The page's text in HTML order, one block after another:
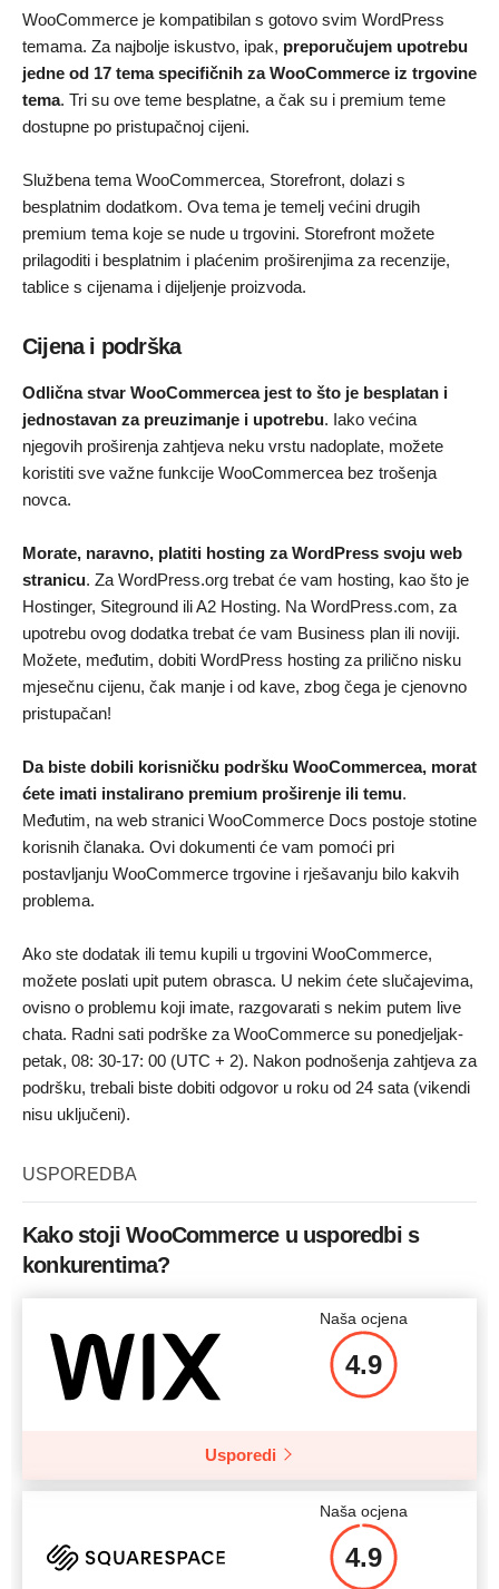
WooCommerce je kompatibilan s gotovo svim WordPress
temama. Za najbolje iskustvo, ipak, preporučujem upotrebu
jedne od 17 tema specifičnih za WooCommerce iz trgovine
tema. Tri su ove teme besplatne, a čak su i premium teme
dostupne po pristupačnoj cijeni.
Službena tema WooCommercea, Storefront, dolazi s
besplatnim dodatkom. Ova tema je temelj većini drugih
premium tema koje se nude u trgovini. Storefront možete
prilagoditi i besplatnim i plaćenim proširenjima za recenzije,
tablice s cijenama i dijeljenje proizvoda.
Cijena i podrška
Odlična stvar WooCommercea jest to što je besplatan i
jednostavan za preuzimanje i upotrebu. Iako većina
njegovih proširenja zahtjeva neku vrstu nadoplate, možete
koristiti sve važne funkcije WooCommercea bez trošenja
novca.
Morate, naravno, platiti hosting za WordPress svoju web
stranicu. Za WordPress.org trebat će vam hosting, kao što je
Hostinger, Siteground ili A2 Hosting. Na WordPress.com, za
upotrebu ovog dodatka trebat će vam Business plan ili noviji.
Možete, međutim, dobiti WordPress hosting za prilično nisku
mjesečnu cijenu, čak manje i od kave, zbog čega je cjenovno
pristupačan!
Da biste dobili korisničku podršku WooCommercea, morat
ćete imati instalirano premium proširenje ili temu.
Međutim, na web stranici WooCommerce Docs postoje stotine
korisnih članaka. Ovi dokumenti će vam pomoći pri
postavljanju WooCommerce trgovine i rješavanju bilo kakvih
problema.
Ako ste dodatak ili temu kupili u trgovini WooCommerce,
možete poslati upit putem obrasca. U nekim ćete slučajevima,
ovisno o problemu koji imate, razgovarati s nekim putem live
chata. Radni sati podrške za WooCommerce su ponedjeljak-
petak, 08: 30-17: 00 (UTC + 2). Nakon podnošenja zahtjeva za
podršku, trebali biste dobiti odgovor u roku od 24 sata (vikendi
nisu uključeni).
USPOREDBA
Kako stoji WooCommerce u usporedbi s
konkurentima?
Naša ocjena
4.9
Usporedi
Naša ocjena
4.9